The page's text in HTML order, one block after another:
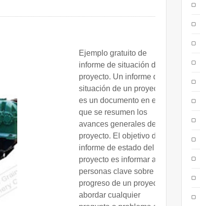
Ejemplo gratuito de
informe de situación de un
proyecto. Un informe de
situación de un proyecto
es un documento en el
que se resumen los
avances generales de un
proyecto. El objetivo de un
informe de estado del
proyecto es informar a las
personas clave sobre el
progreso de un proyecto y
abordar cualquier